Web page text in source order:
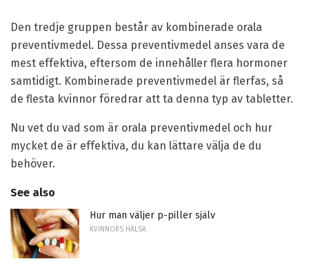
Den tredje gruppen består av kombinerade orala
preventivmedel. Dessa preventivmedel anses vara de
mest effektiva, eftersom de innehåller flera hormoner
samtidigt. Kombinerade preventivmedel är flerfas, så
de flesta kvinnor föredrar att ta denna typ av tabletter.
Nu vet du vad som är orala preventivmedel och hur
mycket de är effektiva, du kan lättare välja de du
behöver.
See also
Hur man väljer p-piller själv
KVINNORS HÄLSA